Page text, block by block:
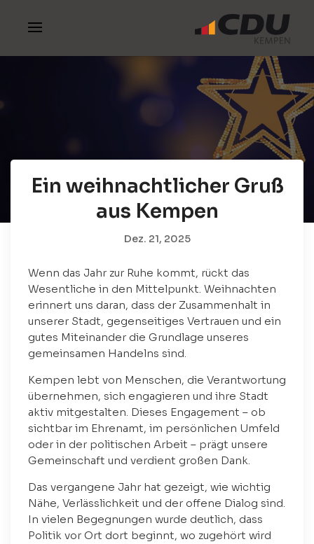
Ein weihnachtlicher Gruß
aus Kempen
Dez. 21, 2025
Wenn das Jahr zur Ruhe kommt, rückt das
Wesentliche in den Mittelpunkt. Weihnachten
erinnert uns daran, dass der Zusammenhalt in
unserer Stadt, gegenseitiges Vertrauen und ein
gutes Miteinander die Grundlage unseres
gemeinsamen Handelns sind.
Kempen lebt von Menschen, die Verantwortung
übernehmen, sich engagieren und ihre Stadt
aktiv mitgestalten. Dieses Engagement – ob
sichtbar im Ehrenamt, im persönlichen Umfeld
oder in der politischen Arbeit – prägt unsere
Gemeinschaft und verdient großen Dank.
Das vergangene Jahr hat gezeigt, wie wichtig
Nähe, Verlässlichkeit und der offene Dialog sind.
In vielen Begegnungen wurde deutlich, dass
Politik vor Ort dort beginnt, wo zugehört wird